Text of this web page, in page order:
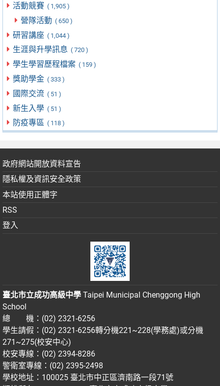
活動競賽 ( 1,905 )
營隊活動 ( 650 )
研習講座 ( 1,044 )
生涯與升學訊息 ( 720 )
學生學習歷程檔案 ( 159 )
獎助學金 ( 333 )
國際交流 ( 51 )
新生入學 ( 51 )
防疫專區 ( 118 )
政府網站開放資料宣告
隱私權及資訊安全政策
本站使用正體字
RSS
登入
臺北市立成功高級中學 Taipei Municipal Chenggong High
School
總 機：(02) 2321-6256
學生請假：(02) 2321-6256轉分機221~228(學務處)或分機
271~275(校安中心)
校安專線：(02) 2394-8286
警衛室專線：(02) 2395-2498
學校地址：100025 臺北市中正區濟南路一段71號